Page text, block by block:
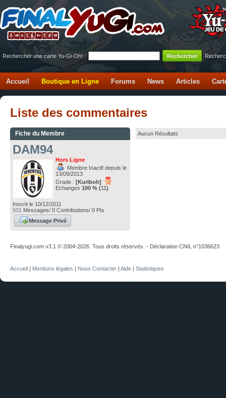
Rechercher une carte Yu-Gi-Oh! :
Accueil Boutique en Ligne Forums News Articles
Liste des commentaires
Fiche du Membre
DAM94
Hors Ligne
Membre Inactif depuis le
13/09/2013
Grade : [Kuriboh]
Echanges 100 % (11)
Inscrit le 10/12/2011
501 Messages/ 0 Contributions/ 0 Pts
Message Privé
Aucun Résultats
Finalyugi.com v3.1 © 2004-2026. Tous droits réservés. - Déclaration CNIL n°1036623
Accueil Mentions légales Nous Contacter Aide Statistiques